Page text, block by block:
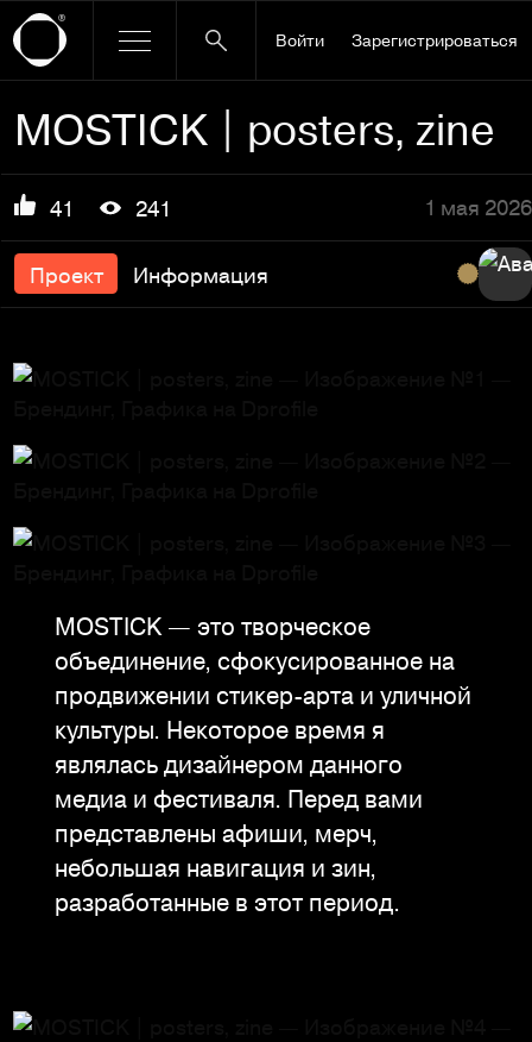
Войти Зарегистрироваться
MOSTICK | posters, zine
41 241 1 мая 2026
Проект Информация
MOSTICK — это творческое
объединение, сфокусированное на
продвижении стикер-арта и уличной
культуры. Некоторое время я
являлась дизайнером данного
медиа и фестиваля. Перед вами
представлены афиши, мерч,
небольшая навигация и зин,
разработанные в этот период.